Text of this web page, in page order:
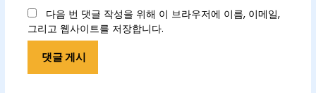
트
다음 번 댓글 작성을 위해 이 브라우저에 이름, 이메일,
그리고 웹사이트를 저장합니다.